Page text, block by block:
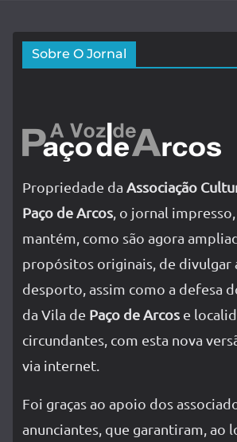
Sobre O Jornal
Propriedade da Associação
Paço de Arcos , o jornal
mantém, como são agora
propósitos originais, de divulgar
desporto, assim como a defesa
da Vila de Paço de Arcos e
circundantes, com esta nova
via internet.
Foi graças ao apoio dos
anunciantes, que garantiram, ao